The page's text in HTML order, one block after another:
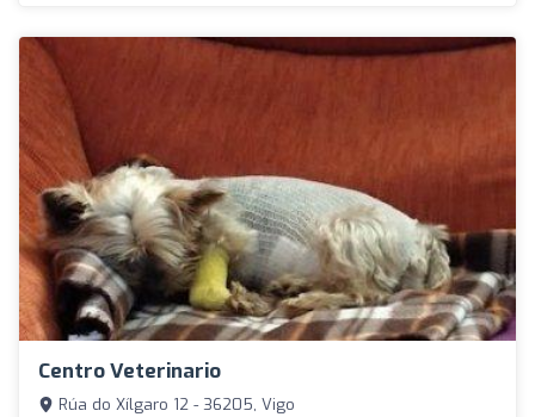
Centro Veterinario
Rúa do Xílgaro 12 - 36205, Vigo